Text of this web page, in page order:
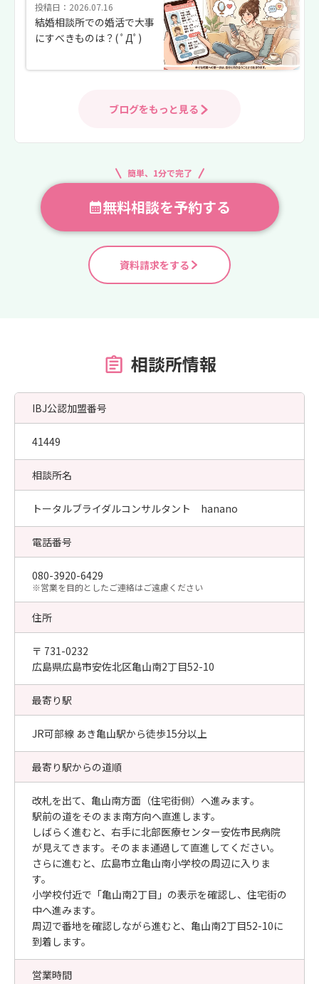
投稿日：2026.07.16
結婚相談所での婚活で大事
にすべきものは？( ﾟДﾟ)
ブログをもっと見る
簡単、1分で完了
無料相談を予約する
資料請求をする
相談所情報
IBJ公認加盟番号
41449
相談所名
トータルブライダルコンサルタント hanano
電話番号
080-3920-6429
​※営業を目的としたご連絡はご遠慮ください
住所
〒 731-0232
広島県広島市安佐北区亀山南2丁目52-10
最寄り駅
JR可部線 あき亀山駅から徒歩15分以上
最寄り駅からの道順
改札を出て、亀山南方面（住宅街側）へ進みます。
駅前の道をそのまま南方向へ直進します。
しばらく進むと、右手に北部医療センター安佐市民病院
が見えてきます。そのまま通過して直進してください。
さらに進むと、広島市立亀山南小学校の周辺に入りま
す。
小学校付近で「亀山南2丁目」の表示を確認し、住宅街の
中へ進みます。
周辺で番地を確認しながら進むと、亀山南2丁目52-10に
到着します。
営業時間